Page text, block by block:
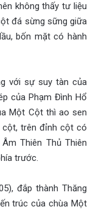
không thấy tư liệu
đá sừng sững giữa
bốn mặt có hành
với sự suy tàn của
của Phạm Đình Hổ
Một Cột thì ao sen
cột, trên đỉnh cột có
Thiên Thủ Thiên
trước.
đắp thành Thăng
trúc của chùa Một